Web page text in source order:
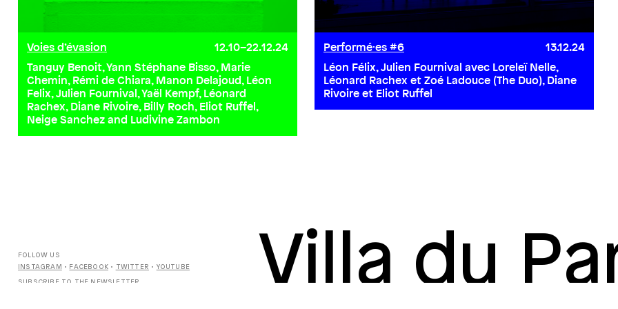
Voies d’évasion
12.10–22.12.24
Tanguy Benoit, Yann Stéphane Bisso, Marie
Chemin, Rémi de Chiara, Manon Delajoud, Léon
Felix, Julien Fournival, Yaël Kempf, Léonard
Rachex, Diane Rivoire, Billy Roch, Eliot Ruffel,
Neige Sanchez and Ludivine Zambon
Performé·es #6
13.12.24
Léon Félix, Julien Fournival avec Loreleï Nelle,
Léonard Rachex et Zoé Ladouce (The Duo), Diane
Rivoire et Eliot Ruffel
FOLLOW US
INSTAGRAM • FACEBOOK • TWITTER • YOUTUBE
SUBSCRIBE TO THE NEWSLETTER Villa du